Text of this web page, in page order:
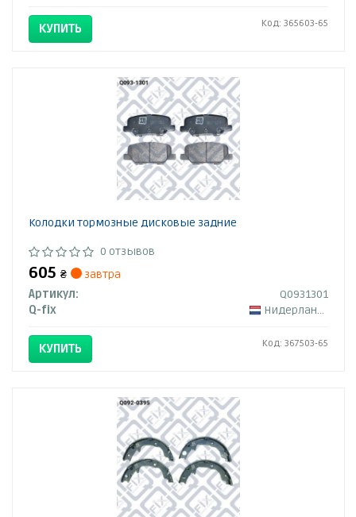
КУПИТЬ Код: 365603-65
Колодки тормозные дисковые задние
0 отзывов
605 ₴
завтра
Артикул:
Q0931301
Q-fix
Нидерланды
КУПИТЬ Код: 367503-65